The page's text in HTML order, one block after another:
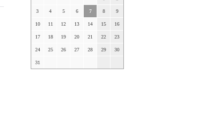
3 4 5 6 7 8 9
10 11 12 13 14 15 16
17 18 19 20 21 22 23
24 25 26 27 28 29 30
31